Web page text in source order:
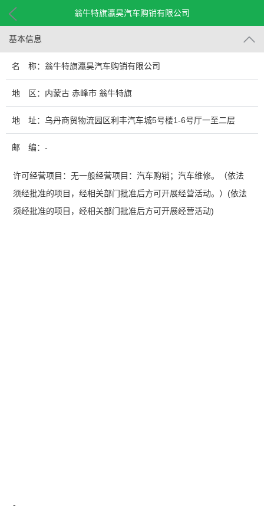
翁牛特旗瀛昊汽车购销有限公司
基本信息
名 称：翁牛特旗瀛昊汽车购销有限公司
地 区：内蒙古 赤峰市 翁牛特旗
地 址：乌丹商贸物流园区利丰汽车城5号楼1-6号厅一至二层
邮 编：-
许可经营项目：无一般经营项目：汽车购销；汽车维修。（依法
须经批准的项目，经相关部门批准后方可开展经营活动。）(依法
须经批准的项目，经相关部门批准后方可开展经营活动)
-